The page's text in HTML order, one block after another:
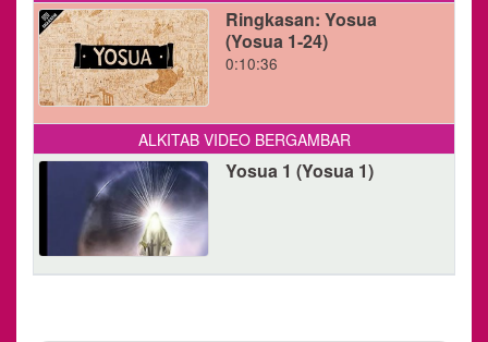
Ringkasan: Yosua
(Yosua 1-24)
0:10:36
ALKITAB VIDEO BERGAMBAR
Yosua 1 (Yosua 1)